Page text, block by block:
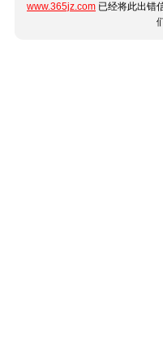
www.365jz.com 已经将此出错